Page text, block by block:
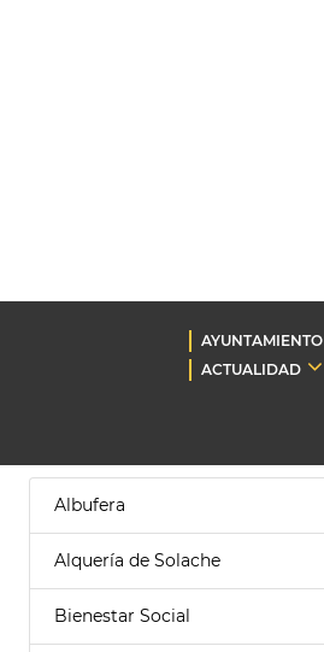
AYUNTAMIENTO
ACTUALIDAD
Albufera
Alquería de Solache
Bienestar Social